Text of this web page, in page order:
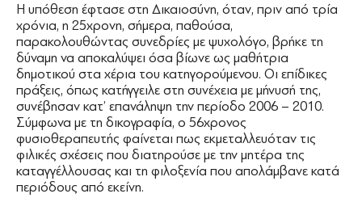
Η υπόθεση έφτασε στη Δικαιοσύνη, όταν, πριν από τρία
χρόνια, η 25χρονη, σήμερα, παθούσα,
παρακολουθώντας συνεδρίες με ψυχολόγο, βρήκε τη
δύναμη να αποκαλύψει όσα βίωνε ως μαθήτρια
δημοτικού στα χέρια του κατηγορούμενου. Οι επίδικες
πράξεις, όπως κατήγγειλε στη συνέχεια με μήνυσή της,
συνέβησαν κατ’ επανάληψη την περίοδο 2006 – 2010.
Σύμφωνα με τη δικογραφία, ο 56χρονος
φυσιοθεραπευτής φαίνεται πως εκμεταλλευόταν τις
φιλικές σχέσεις που διατηρούσε με την μητέρα της
καταγγέλλουσας και τη φιλοξενία που απολάμβανε κατά
περιόδους από εκείνη.